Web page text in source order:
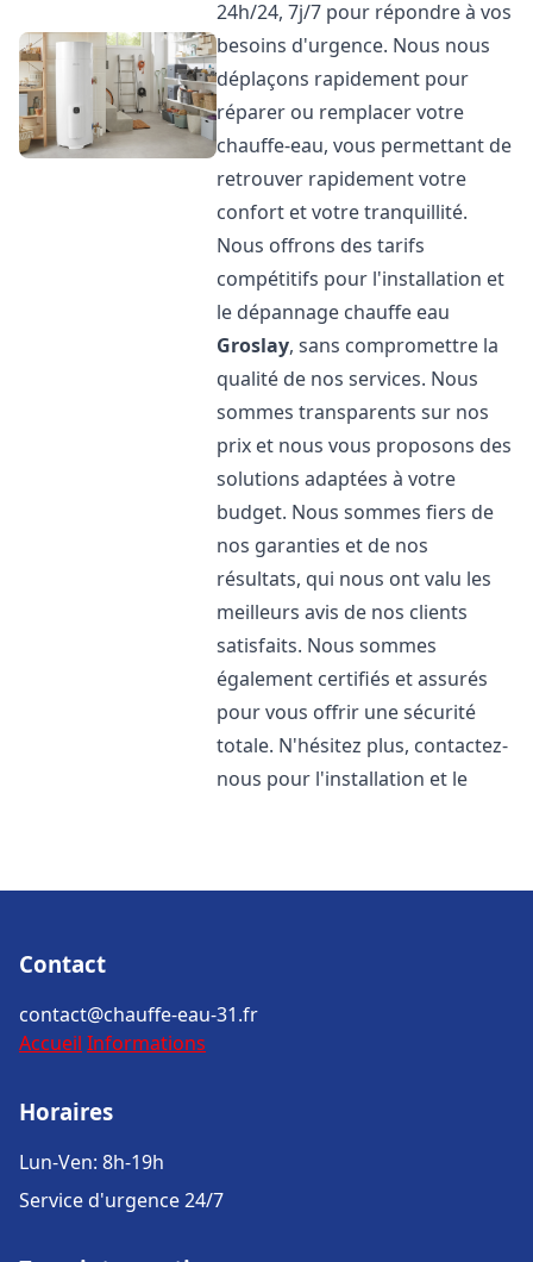
24h/24, 7j/7 pour répondre à vos
besoins d'urgence. Nous nous
déplaçons rapidement pour
réparer ou remplacer votre
chauffe-eau, vous permettant de
retrouver rapidement votre
confort et votre tranquillité.
Nous offrons des tarifs
compétitifs pour l'installation et
le dépannage chauffe eau
Groslay, sans compromettre la
qualité de nos services. Nous
sommes transparents sur nos
prix et nous vous proposons des
solutions adaptées à votre
budget. Nous sommes fiers de
nos garanties et de nos
résultats, qui nous ont valu les
meilleurs avis de nos clients
satisfaits. Nous sommes
également certifiés et assurés
pour vous offrir une sécurité
totale. N'hésitez plus, contactez-
nous pour l'installation et le
Contact
contact@chauffe-eau-31.fr
Accueil Informations
Horaires
Lun-Ven: 8h-19h
Service d'urgence 24/7